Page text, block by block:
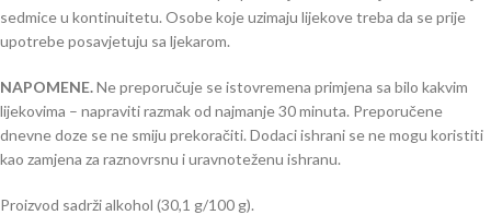
sedmice u kontinuitetu. Osobe koje uzimaju lijekove treba da se prije
upotrebe posavjetuju sa ljekarom.
NAPOMENE.Ne preporučuje se istovremena primjena sa bilo kakvim
lijekovima – napraviti razmak od najmanje 30 minuta. Preporučene
dnevne doze se ne smiju prekoračiti. Dodaci ishrani se ne mogu koristiti
kao zamjena za raznovrsnu i uravnoteženu ishranu.
Proizvod sadrži alkohol (30,1 g/100 g).